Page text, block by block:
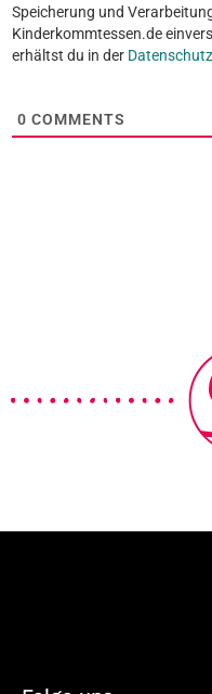
Speicherung und
Kinderkommtessen.de
erhältst du in der
0 COMMENTS